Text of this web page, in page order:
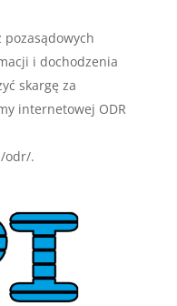
i dochodzenia
skargę za
internetowej ODR
odr/.